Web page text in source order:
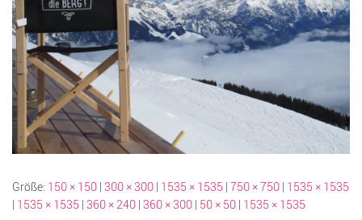
Größe: 150 × 150 | 300 × 300 | 1535 × 1535 | 750 × 750 | 1535 × 1535
| 1535 × 1535 | 360 × 240 | 360 × 300 | 50 × 50 | 1535 × 1535